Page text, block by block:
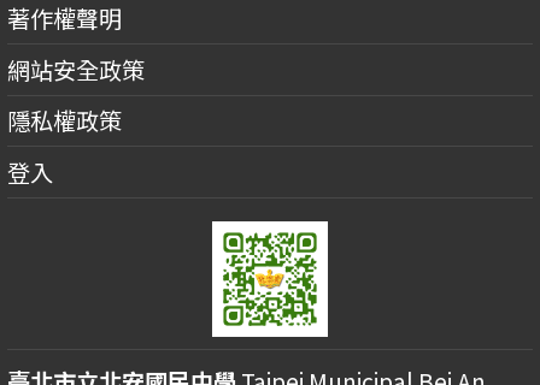
著作權聲明
網站安全政策
隱私權政策
登入